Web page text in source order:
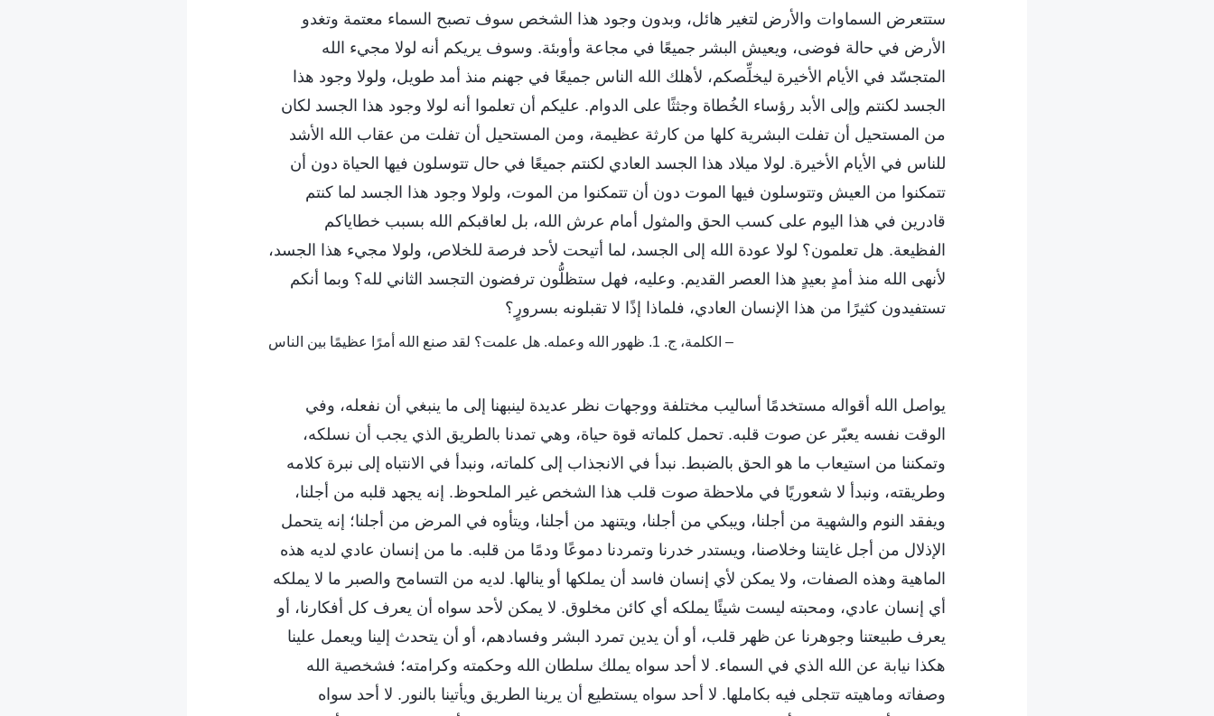
ستتعرض السماوات والأرض لتغير هائل، وبدون وجود هذا الشخص سوف تصبح السماء معتمة وتغدو
الأرض في حالة فوضى، ويعيش البشر جميعًا في مجاعة وأوبئة. وسوف يريكم أنه لولا مجيء الله
المتجسّد في الأيام الأخيرة ليخلِّصكم، لأهلك الله الناس جميعًا في جهنم منذ أمد طويل، ولولا وجود هذا
الجسد لكنتم وإلى الأبد رؤساء الخُطاة وجثثًا على الدوام. عليكم أن تعلموا أنه لولا وجود هذا الجسد لكان
من المستحيل أن تفلت البشرية كلها من كارثة عظيمة، ومن المستحيل أن تفلت من عقاب الله الأشد
للناس في الأيام الأخيرة. لولا ميلاد هذا الجسد العادي لكنتم جميعًا في حال تتوسلون فيها الحياة دون أن
تتمكنوا من العيش وتتوسلون فيها الموت دون أن تتمكنوا من الموت، ولولا وجود هذا الجسد لما كنتم
قادرين في هذا اليوم على كسب الحق والمثول أمام عرش الله، بل لعاقبكم الله بسبب خطاياكم
الفظيعة. هل تعلمون؟ لولا عودة الله إلى الجسد، لما أتيحت لأحد فرصة للخلاص، ولولا مجيء هذا الجسد،
لأنهى الله منذ أمدٍ بعيدٍ هذا العصر القديم. وعليه، فهل ستظلُّون ترفضون التجسد الثاني لله؟ وبما أنكم
تستفيدون كثيرًا من هذا الإنسان العادي، فلماذا إذًا لا تقبلونه بسرورٍ؟
– الكلمة، ج. 1. ظهور الله وعمله. هل علمت؟ لقد صنع الله أمرًا عظيمًا بين الناس
يواصل الله أقواله مستخدمًا أساليب مختلفة ووجهات نظر عديدة لينبهنا إلى ما ينبغي أن نفعله، وفي
الوقت نفسه يعبّر عن صوت قلبه. تحمل كلماته قوة حياة، وهي تمدنا بالطريق الذي يجب أن نسلكه،
وتمكننا من استيعاب ما هو الحق بالضبط. نبدأ في الانجذاب إلى كلماته، ونبدأ في الانتباه إلى نبرة كلامه
وطريقته، ونبدأ لا شعوريًا في ملاحظة صوت قلب هذا الشخص غير الملحوظ. إنه يجهد قلبه من أجلنا،
ويفقد النوم والشهية من أجلنا، ويبكي من أجلنا، ويتنهد من أجلنا، ويتأوه في المرض من أجلنا؛ إنه يتحمل
الإذلال من أجل غايتنا وخلاصنا، ويستدر خدرنا وتمردنا دموعًا ودمًا من قلبه. ما من إنسان عادي لديه هذه
الماهية وهذه الصفات، ولا يمكن لأي إنسان فاسد أن يملكها أو ينالها. لديه من التسامح والصبر ما لا يملكه
أي إنسان عادي، ومحبته ليست شيئًا يملكه أي كائن مخلوق. لا يمكن لأحد سواه أن يعرف كل أفكارنا، أو
يعرف طبيعتنا وجوهرنا عن ظهر قلب، أو أن يدين تمرد البشر وفسادهم، أو أن يتحدث إلينا ويعمل علينا
هكذا نيابة عن الله الذي في السماء. لا أحد سواه يملك سلطان الله وحكمته وكرامته؛ فشخصية الله
وصفاته وماهيته تتجلى فيه بكاملها. لا أحد سواه يستطيع أن يرينا الطريق ويأتينا بالنور. لا أحد سواه